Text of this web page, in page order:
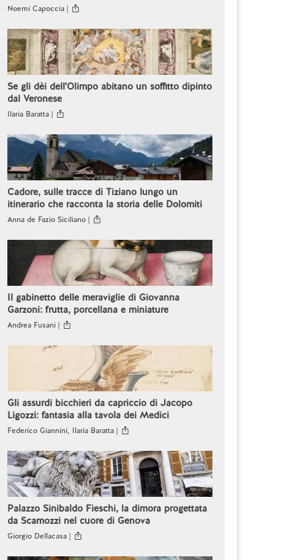
Noemi Capoccia |
Se gli dèi dell'Olimpo abitano un soffitto dipinto
dal Veronese
Ilaria Baratta |
Cadore, sulle tracce di Tiziano lungo un
itinerario che racconta la storia delle Dolomiti
Anna de Fazio Siciliano |
Il gabinetto delle meraviglie di Giovanna
Garzoni: frutta, porcellana e miniature
Andrea Fusani |
Gli assurdi bicchieri da capriccio di Jacopo
Ligozzi: fantasia alla tavola dei Medici
Federico Giannini, Ilaria Baratta |
Palazzo Sinibaldo Fieschi, la dimora progettata
da Scamozzi nel cuore di Genova
Giorgio Dellacasa |